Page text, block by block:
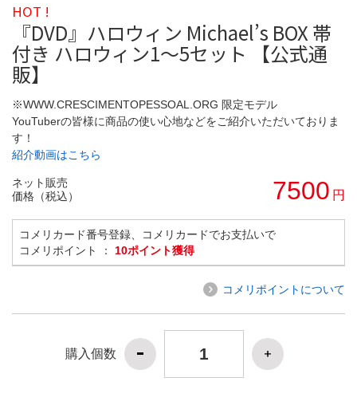
HOT !
『DVD』ハロウィン Michael’s BOX 帯
付き ハロウィン1～5セット 【公式通
販】
※WWW.CRESCIMENTOPESSOAL.ORG 限定モデル
YouTuberの皆様に商品の使い心地などをご紹介いただいておりま
す！
紹介動画はこちら
ネット販売
価格（税込）
7500 円
コメリカード番号登録、コメリカードでお支払いで
コメリポイント ： 10ポイント獲得
コメリポイントについて
購入個数